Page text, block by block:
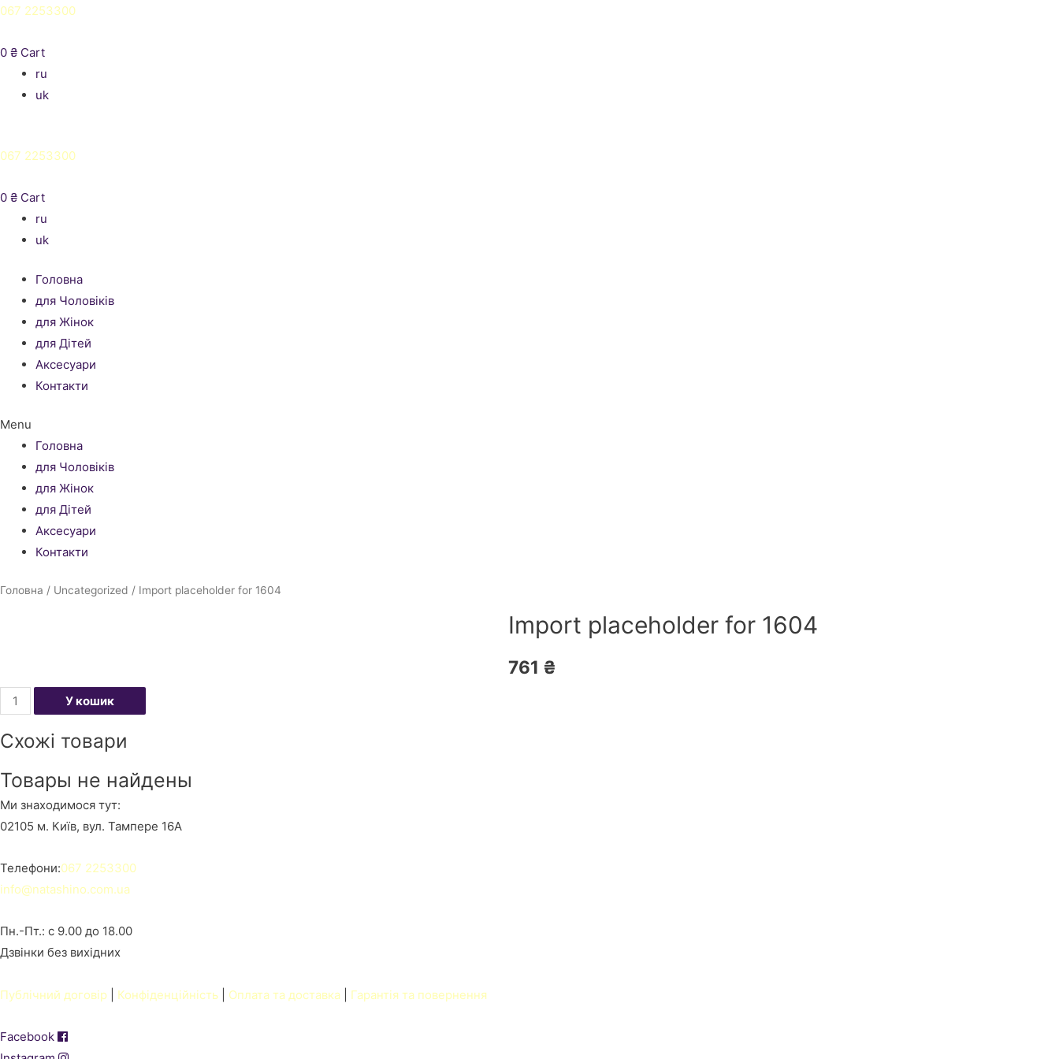
067 2253300
0 ₴ Cart
ru
uk
067 2253300
0 ₴ Cart
ru
uk
Головна
для Чоловіків
для Жінок
для Дітей
Аксесуари
Контакти
Menu
Головна
для Чоловіків
для Жінок
для Дітей
Аксесуари
Контакти
Головна / Uncategorized / Import placeholder for 1604
Import placeholder for 1604
761 ₴
Import
placeholder
for
кількість
У кошик
Схожі товари
Товары не найдены
Ми знаходимося тут:
02105 м. Київ, вул. Тампере 16А
Телефони:067 2253300
info@natashino.com.ua
Пн.-Пт.: с 9.00 до 18.00
Дзвінки без вихідних
Публічний договір Конфіденційність Оплата та доставка Гарантія та повернення
Facebook